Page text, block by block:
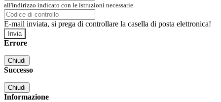
all'indirizzo indicato con le istruzioni necessarie.
E-mail inviata, si prega di controllare la casella di posta elettronica!
Errore
Chiudi
Successo
Chiudi
Informazione